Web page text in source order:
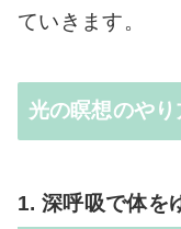
ていきます。
光の瞑想のやり
1. 深呼吸で体を